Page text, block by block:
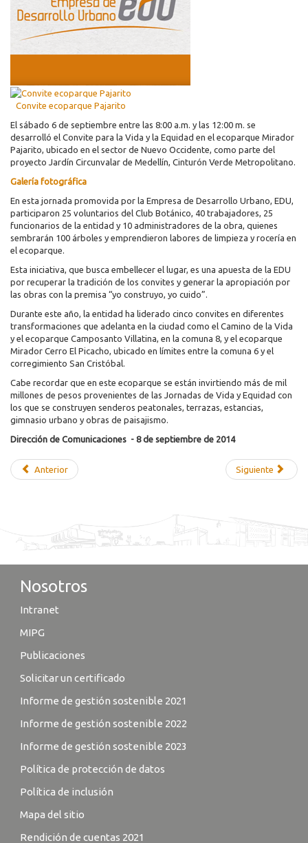
Convite ecoparque Pajarito
El sábado 6 de septiembre entre las 8:00 a.m. y las 12:00 m. se
desarrolló el Convite para la Vida y la Equidad en el ecoparque Mirador
Pajarito, ubicado en el sector de Nuevo Occidente, como parte del
proyecto Jardín Circunvalar de Medellín, Cinturón Verde Metropolitano.
Galería fotográfica
En esta jornada promovida por la Empresa de Desarrollo Urbano, EDU,
participaron 25 voluntarios del Club Botánico, 40 trabajadores, 25
funcionarios de la entidad y 10 administradores de la obra, quienes
sembrarán 100 árboles y emprendieron labores de limpieza y rocería en
el ecoparque.
Esta iniciativa, que busca embellecer el lugar, es una apuesta de la EDU
por recuperar la tradición de los convites y generar la apropiación por
las obras con la premisa “yo construyo, yo cuido”.
Durante este año, la entidad ha liderado cinco convites en diferentes
transformaciones que adelanta en la ciudad como el Camino de la Vida
y el ecoparque Camposanto Villatina, en la comuna 8, y el ecoparque
Mirador Cerro El Picacho, ubicado en límites entre la comuna 6 y el
corregimiento San Cristóbal.
Cabe recordar que en este ecoparque se están invirtiendo más de mil
millones de pesos provenientes de las Jornadas de Vida y Equidad con
los que se construyen senderos peatonales, terrazas, estancias,
gimnasio urbano y obras de paisajismo.
Dirección de Comunicaciones - 8 de septiembre de 2014
Anterior Siguiente
Nosotros
Intranet
MIPG
Publicaciones
Solicitar un certificado
Informe de gestión sostenible 2021
Informe de gestión sostenible 2022
Informe de gestión sostenible 2023
Política de protección de datos
Política de inclusión
Mapa del sitio
Rendición de cuentas 2021